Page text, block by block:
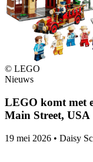
© LEGO
Nieuws
LEGO komt met
Main Street, USA
19 mei 2026 • Daisy